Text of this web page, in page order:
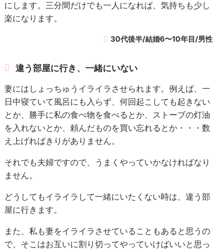
にします。三分間だけでも一人になれば、気持ちも少し
楽になります。
30代後半/結婚6〜10年目/男性
違う部屋に行き、一緒にいない
妻にはしょっちゅうイライラさせられます。例えば、一
日中寝ていて風呂にも入らず、何回起こしても起きない
とか、勝手に私の食べ物を食べるとか、ストーブの灯油
を入れないとか、頼んだものを買い忘れるとか・・・数
え上げればきりがありません。
それでも夫婦ですので、うまくやっていかなければなり
ません。
どうしてもイライラして一緒にいたくない時は、違う部
屋に行きます。
また、私も妻をイライラさせていることもあると思うの
で、そこはお互いに割り切ってやっていけばいいと思っ